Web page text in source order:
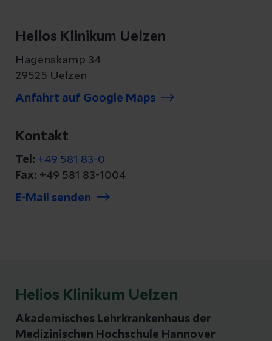
Helios Klinikum Uelzen
Hagenskamp 34
29525 Uelzen
Anfahrt auf Google Maps
Kontakt
Tel: +49 581 83-0
Fax: +49 581 83-1004
E-Mail senden
Helios Klinikum Uelzen
Akademisches Lehrkrankenhaus der
Medizinischen Hochschule Hannover